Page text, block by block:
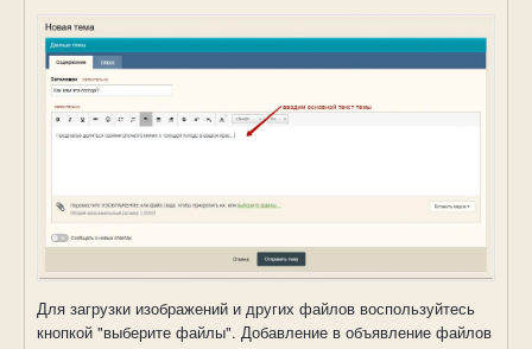
Для загрузки изображений и других файлов воспользуйтесь
кнопкой "выберите файлы". Добавление в объявление файлов